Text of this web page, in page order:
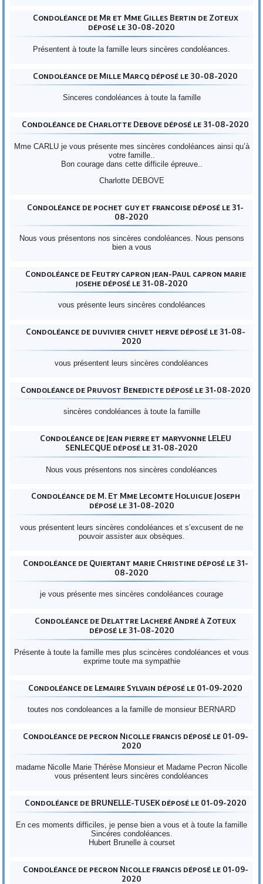
Condoléance de Mr et Mme Gilles Bertin de Zoteux
déposé le 30-08-2020
Présentent à toute la famille leurs sincères condoléances.
Condoléance de Mille Marcq déposé le 30-08-2020
Sinceres condoléances à toute la famille
Condoléance de Charlotte Debove déposé le 31-08-2020
Mme CARLU je vous présente mes sincères condoléances ainsi qu’à
votre famille..
Bon courage dans cette difficile épreuve..
Charlotte DEBOVE
Condoléance de pochet guy et francoise déposé le 31-
08-2020
Nous vous présentons nos sincères condoléances. Nous pensons
bien a vous
Condoléance de Feutry capron jean-Paul capron marie
josehe déposé le 31-08-2020
vous présente leurs sincères condoléances
Condoléance de duvivier chivet herve déposé le 31-08-
2020
vous présentent leurs sincères condoléances
Condoléance de Pruvost Benedicte déposé le 31-08-2020
sincères condoléances à toute la famille
Condoléance de Jean pierre et maryvonne LELEU
SENLECQUE déposé le 31-08-2020
Nous vous présentons nos sincères condoléances
Condoléance de M. Et Mme Lecomte Holuigue Joseph
déposé le 31-08-2020
vous présentent leurs sincères condoléances et s’excusent de ne
pouvoir assister aux obsèques.
Condoléance de Quiertant marie Christine déposé le 31-
08-2020
je vous présente mes sincères condoléances courage
Condoléance de Delattre Lacheré André à Zoteux
déposé le 31-08-2020
Présente à toute la famille mes plus scincères condoléances et vous
exprime toute ma sympathie
Condoléance de Lemaire Sylvain déposé le 01-09-2020
toutes nos condoleances a la famille de monsieur BERNARD
Condoléance de pecron Nicolle francis déposé le 01-09-
2020
madame Nicolle Marie Thérèse Monsieur et Madame Pecron Nicolle
vous présentent leurs sincères condoléances
Condoléance de BRUNELLE-TUSEK déposé le 01-09-2020
En ces moments difficiles, je pense bien a vous et à toute la famille
Sincéres condoléances.
Hubert Brunelle à courset
Condoléance de pecron Nicolle francis déposé le 01-09-
2020